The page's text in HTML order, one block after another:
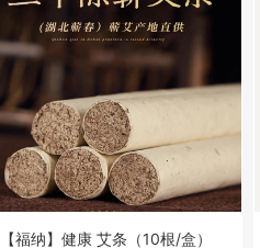
【福纳】健康 艾条（10根/盒）